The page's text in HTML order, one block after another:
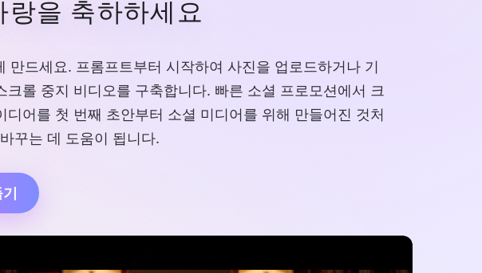
을 축하하세요
드세요. 프롬프트부터 시작하여 사진을 업로드하거나 기
롤 중지 비디오를 구축합니다. 빠른 소셜 프로모션에서 크
어를 첫 번째 초안부터 소셜 미디어를 위해 만들어진 것처
꾸는 데 도움이 됩니다.